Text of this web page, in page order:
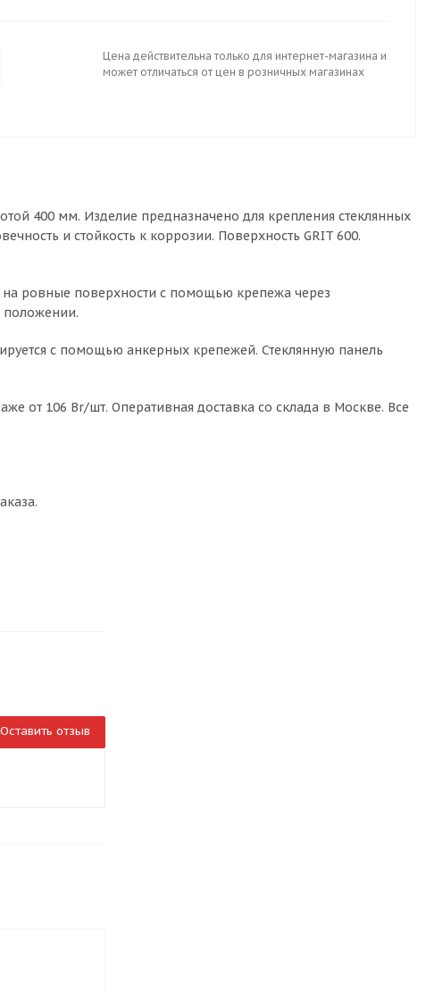
Цена действительна только для интернет-магазина и
может отличаться от цен в розничных магазинах
400 мм. Изделие предназначено для крепления стеклянных
и стойкость к коррозии. Поверхность GRIT 600.
на ровные поверхности с помощью крепежа через
положении.
с помощью анкерных крепежей. Стеклянную панель
от 106 Br/шт. Оперативная доставка со склада в Москве. Все
Оставить отзыв